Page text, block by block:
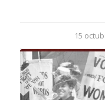
15 /